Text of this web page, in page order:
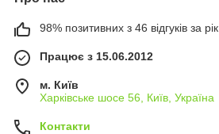
98% позитивних з 46 відгуків за рік
Працює з 15.06.2012
м. Київ
Харківське шосе 56, Київ, Україна
Контакти